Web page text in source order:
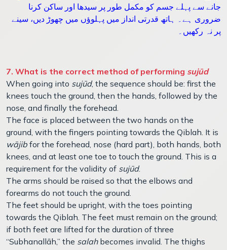
جانے سے پہلے جسم کو مکمل طور پر سیدھا اور ساکن کرنا
ضروری ہے۔ ہاتھ قدرتی انداز میں پہلوؤں میں چھوڑ دیں، سینے
پر نہ رکھیں۔
7. What is the correct method of performing sujūd
When going into sujūd, the sequence should be: first the
knees touch the ground, then the hands, followed by the
nose, and finally the forehead.
The face is placed between the two hands on the
ground, with the fingers pointing towards the Qiblah. It is
wājib for the forehead, nose (hard part), both hands, both
knees, and at least one toe to touch the ground. This is a
requirement for the validity of sujūd.
The arms should be raised so that the elbows and
forearms do not touch the ground.
The feet should be upright, with the toes pointing
towards the Qiblah. The feet must remain on the ground;
if both feet are lifted for the duration of three
“Subhanallāh,” the salahbecomes invalid. The thighs